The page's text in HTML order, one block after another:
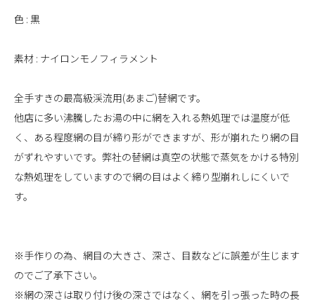
色 : 黒
素材 : ナイロンモノフィラメント
全手すきの最高級渓流用(あまご)替網です。
他店に多い沸騰したお湯の中に網を入れる熱処理では温度が低
く、ある程度網の目が締り形ができますが、形が崩れたり網の目
がずれやすいです。弊社の替網は真空の状態で蒸気をかける特別
な熱処理をしていますので網の目はよく締り型崩れしにくいで
す。
※手作りの為、網目の大きさ、深さ、目数などに誤差が生じます
のでご了承下さい。
※網の深さは取り付け後の深さではなく、網を引っ張った時の長